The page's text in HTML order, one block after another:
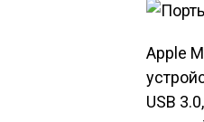
Apple
USB